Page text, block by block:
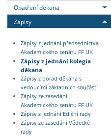
Opatření děkana
Zápisy
Zápisy z jednání předsednictva
Akademického senátu FF UK
Zápisy z jednání kolegia
děkana
Zápisy z porad děkana s
vedoucími základních součástí
Zápisy ze zasedání
Akademického senátu FF UK
Zápisy z jednání Ediční rady
Zápisy ze zasedání Vědecké
rady